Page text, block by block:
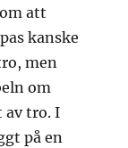
att
kanske
men
om
av tro. I
på en